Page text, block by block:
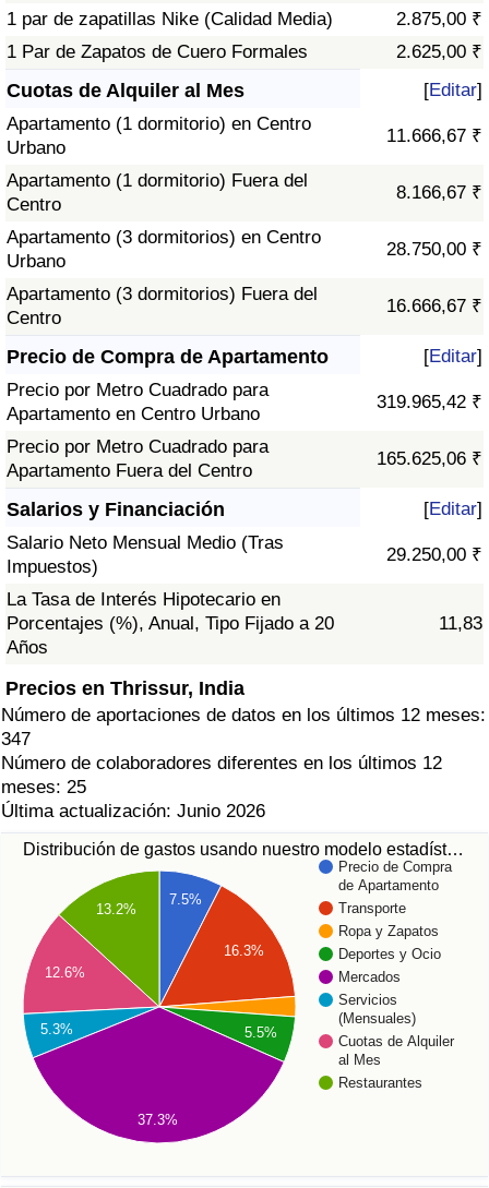
1 par de zapatillas Nike (Calidad Media)
2.875,00 ₹
1 Par de Zapatos de Cuero Formales
2.625,00 ₹
Cuotas de Alquiler al Mes [Editar]
Apartamento (1 dormitorio) en Centro
Urbano
11.666,67 ₹
Apartamento (1 dormitorio) Fuera del
Centro
8.166,67 ₹
Apartamento (3 dormitorios) en Centro
Urbano
28.750,00 ₹
Apartamento (3 dormitorios) Fuera del
Centro
16.666,67 ₹
Precio de Compra de Apartamento [Editar]
Precio por Metro Cuadrado para
Apartamento en Centro Urbano
319.965,42 ₹
Precio por Metro Cuadrado para
Apartamento Fuera del Centro
165.625,06 ₹
Salarios y Financiación [Editar]
Salario Neto Mensual Medio (Tras
Impuestos)
29.250,00 ₹
La Tasa de Interés Hipotecario en
Porcentajes (%), Anual, Tipo Fijado a 20
Años
11,83
Precios en Thrissur, India
Número de aportaciones de datos en los últimos 12 meses:
347
Número de colaboradores diferentes en los últimos 12
meses: 25
Última actualización: Junio 2026
Distribución de gastos usando nuestro modelo estadíst…
Precio de Compra
de Apartamento
Transporte
Ropa y Zapatos
Deportes y Ocio
Mercados
Servicios
(Mensuales)
Cuotas de Alquiler
al Mes
Restaurantes
7.5%
16.3%
5.5%
13.2%
12.6%
5.3%
37.3%